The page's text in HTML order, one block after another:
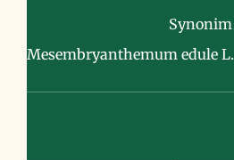
Synonim
Mesembryanthemum edule L.